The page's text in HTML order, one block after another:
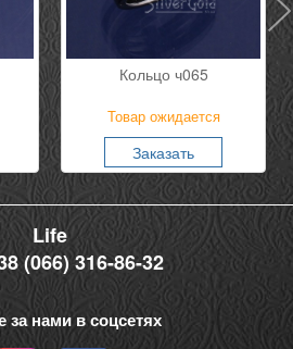
Кольцо ч065
Товар ожидается
Заказать
Life
(066) 316-86-32
за нами в соцсетях